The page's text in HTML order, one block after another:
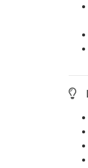
El
Esta